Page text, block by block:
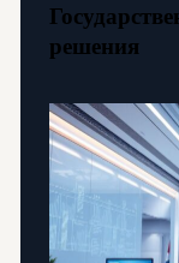
решения